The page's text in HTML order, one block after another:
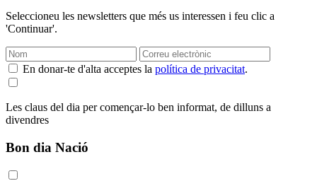
Seleccioneu les newsletters que més us interessen i feu clic a
'Continuar'.
En donar-te d'alta acceptes la política de privacitat.
Les claus del dia per començar-lo ben informat, de dilluns a
divendres
Bon dia Nació